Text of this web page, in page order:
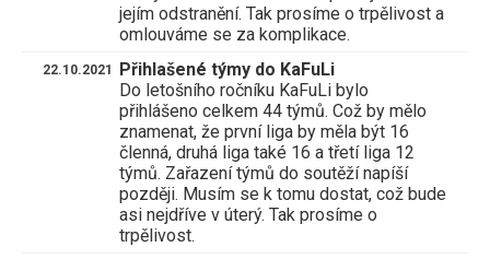
jejím odstranění. Tak prosíme o trpělivost a
omlouváme se za komplikace.
22.10.2021
Přihlašené týmy do KaFuLi
Do letošního ročníku KaFuLi bylo
přihlášeno celkem 44 týmů. Což by mělo
znamenat, že první liga by měla být 16
členná, druhá liga také 16 a třetí liga 12
týmů. Zařazení týmů do soutěží napíší
později. Musím se k tomu dostat, což bude
asi nejdříve v úterý. Tak prosíme o
trpělivost.